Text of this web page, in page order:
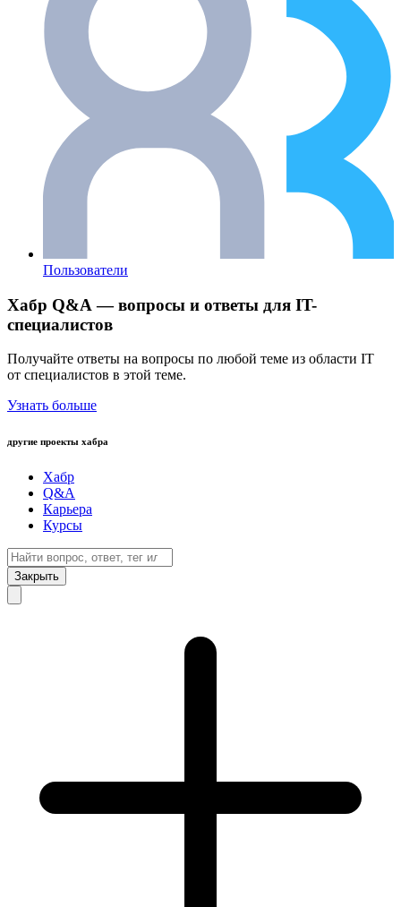
Пользователи
Хабр Q&A — вопросы и ответы для IT-
специалистов
Получайте ответы на вопросы по любой теме из области IT
от специалистов в этой теме.
Узнать больше
другие проекты хабра
Хабр
Q&A
Карьера
Курсы
Закрыть